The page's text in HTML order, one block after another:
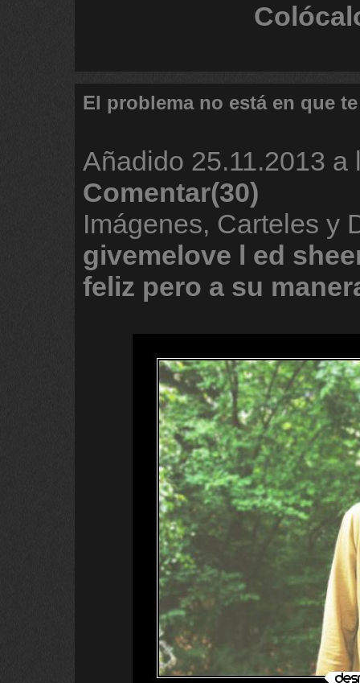
El problema no está en que te
Añadido 25.11.2013 a
Comentar(30)
Imágenes, Carteles y
givemelove l ed
feliz pero a su